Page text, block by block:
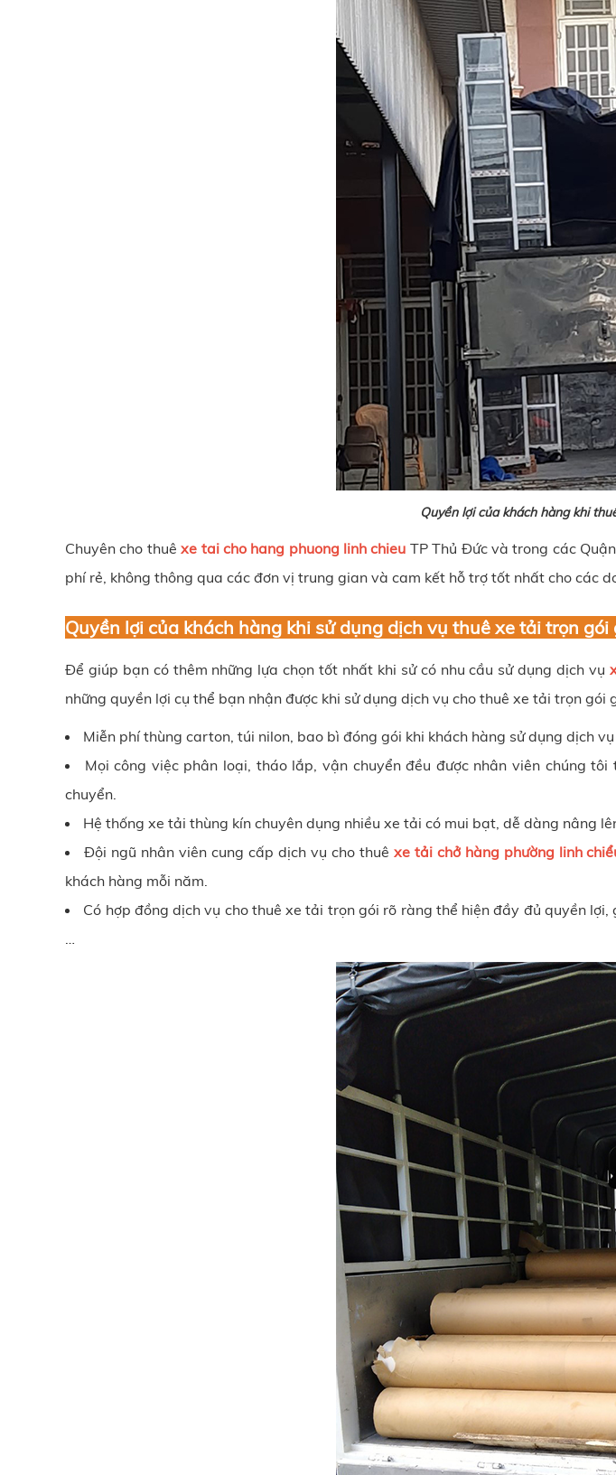
Quyền lợi của khách hàng khi
Chuyên cho thuêxe tai cho hang phuong linh chieu TP Thủ Đức và trong các
phí rẻ, không thông qua các đơn vị trung gian và cam kết hỗ trợ tốt nhất cho các
Quyền lợi của khách hàng khi sử dụng dịch vụ thuê xe tải trọn
Để giúp bạn có thêm những lựa chọn tốt nhất khi sử có nhu cầu sử dụng dịch vụ
những quyền lợi cụ thể bạn nhận được khi sử dụng dịch vụ cho thuê xe tải trọn gói
Miễn phí thùng carton, túi nilon, bao bì đóng gói khi khách hàng sử dụng dịch
Mọi công việc phân loại, tháo lắp, vận chuyển đều được nhân viên chúng
chuyển.
Hệ thống xe tải thùng kín chuyên dụng nhiều xe tải có mui bạt, dễ dàng nâng
Đội ngũ nhân viên cung cấp dịch vụ cho thuê xe tải chở hàng phường linh
khách hàng mỗi năm.
Có hợp đồng dịch vụ cho thuê xe tải trọn gói rõ ràng thể hiện đầy đủ quyền lợi,
…